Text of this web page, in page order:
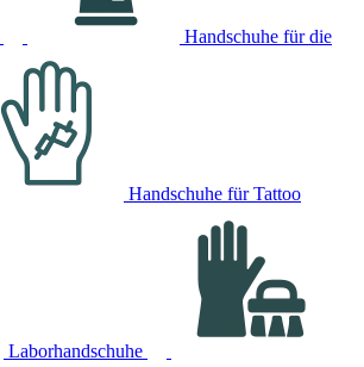
Handschuhe für die
Handschuhe für Tattoo
Laborhandschuhe